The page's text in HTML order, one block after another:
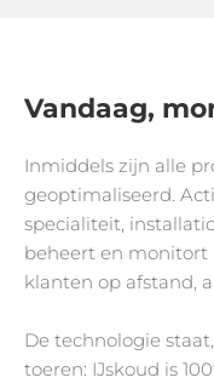
Vandaag,
Inmiddels zijn alle
geoptimaliseerd.
specialiteit,
beheert en monitort
klanten op afstand,
De technologie
toeren: IJskoud is